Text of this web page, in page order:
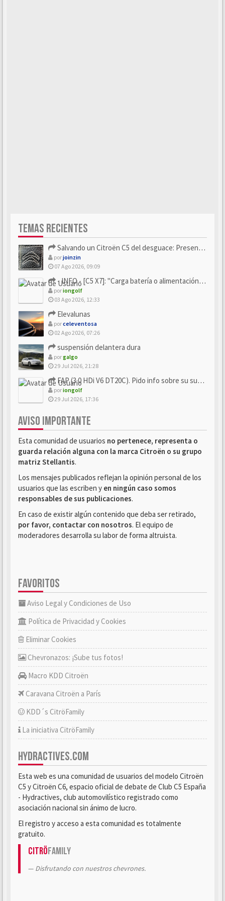
TEMAS RECIENTES
Salvando un Citroën C5 del desguace: Presentación y seguimiento
porjoinzin
07 Ago 2026, 09:09
- INFO - [C5 X7]: "Carga batería o alimentación eléctri...
poriongolf
03 Ago 2026, 12:33
Elevalunas
porceleventosa
02 Ago 2026, 07:26
suspensión delantera dura
porgalgo
29 Jul 2026, 21:28
FAP (3.0 HDi V6 DT20C). Pido info sobre su sustitución
poriongolf
29 Jul 2026, 17:36
AVISO IMPORTANTE
Esta comunidad de usuarios no pertenece, representa o
guarda relación alguna con la marca Citroën o su grupo
matriz Stellantis.
Los mensajes publicados reflejan la opinión personal de los
usuarios que las escriben y en ningún caso somos
responsables de sus publicaciones.
En caso de existir algún contenido que deba ser retirado,
por favor, contactar con nosotros. El equipo de
moderadores desarrolla su labor de forma altruista.
FAVORITOS
Aviso Legal y Condiciones de Uso
Política de Privacidad y Cookies
Eliminar Cookies
Chevronazos: ¡Sube tus fotos!
Macro KDD Citroën
Caravana Citroën a París
KDD´s CitröFamily
La iniciativa CitröFamily
HYDRACTIVES.COM
Esta web es una comunidad de usuarios del modelo Citroën
C5 y Citroën C6, espacio oficial de debate de Club C5 España
- Hydractives, club automovilístico registrado como
asociación nacional sin ánimo de lucro.
El registro y acceso a esta comunidad es totalmente
gratuito.
CitröFamily
Disfrutando con nuestros chevrones.